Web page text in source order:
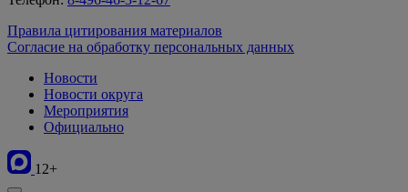
Правила цитирования материалов
Согласие на обработку персональных данных
Новости
Новости округа
Мероприятия
Официально
12+